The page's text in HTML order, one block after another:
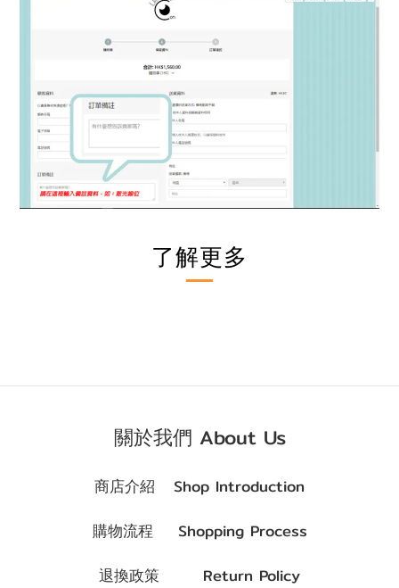
了解更多
關於我們 About Us
商店介紹 Shop Introduction
購物流程 Shopping Process
退換政策 Return Policy